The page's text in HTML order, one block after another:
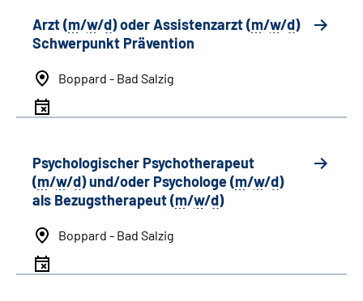
Arzt (m/w/d) oder Assistenzarzt (m/w/d)
Schwerpunkt Prävention
Boppard - Bad Salzig
Psychologischer Psychotherapeut
(m/w/d) und/oder Psychologe (m/w/d)
als Bezugstherapeut (m/w/d)
Boppard - Bad Salzig